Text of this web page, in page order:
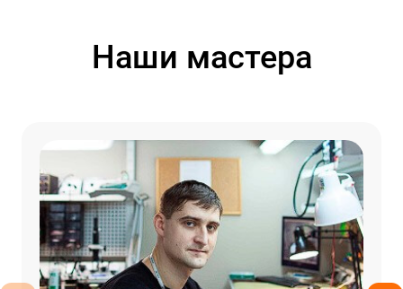
Наши мастера